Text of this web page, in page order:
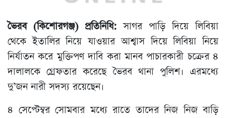
ভৈরব (কিশোরগঞ্জ) প্রতিনিধি:সাগর পাড়ি দিয়ে লিবিয়া
থেকে ইতালির নিয়ে যাওয়ার আশ্বাস দিয়ে লিবিয়া নিয়ে
নির্যাতন করে মুক্তিপণ দাবি করা মানব পাচারকারী চক্রের ৪
দালালকে গ্রেফতার করেছে ভৈরব থানা পুলিশ। এরমধ্যে
দু’জন নারী সদস্য রয়েছেন।
৪ সেপ্টেম্বর সোমবার মধ্যে রাতে তাদের নিজ নিজ বাড়ি